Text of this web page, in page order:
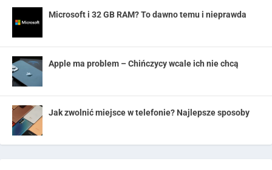
Microsoft i 32 GB RAM? To dawno temu i nieprawda
Apple ma problem – Chińczycy wcale ich nie chcą
Jak zwolnić miejsce w telefonie? Najlepsze sposoby